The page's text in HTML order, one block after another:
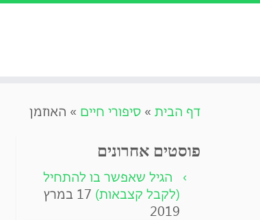
דף הבית » סיפורי חיים » האוזמן
פוסטים אחרונים
הגיל שאפשר בו להתחיל
(לקבל קצבאות)
17 במרץ
2019